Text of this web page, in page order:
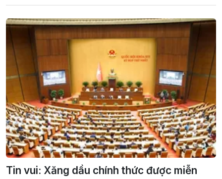
Tin vui: Xăng dầu chính thức được miễn